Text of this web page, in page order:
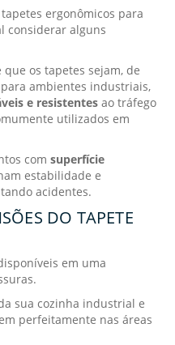
ergonômicos para
considerar alguns
os tapetes sejam, de
ambientes industriais,
e resistentes ao tráfego
utilizados em
comsuperfície
estabilidade e
acidentes.
DO TAPETE
em uma
sua cozinha industrial e
perfeitamente nas áreas